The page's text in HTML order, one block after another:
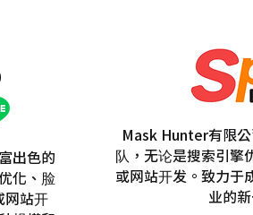
出色的
化、脸
网站开
Mask Hunter有限
队，无论是搜索引擎
或网站开发。致力于
业的